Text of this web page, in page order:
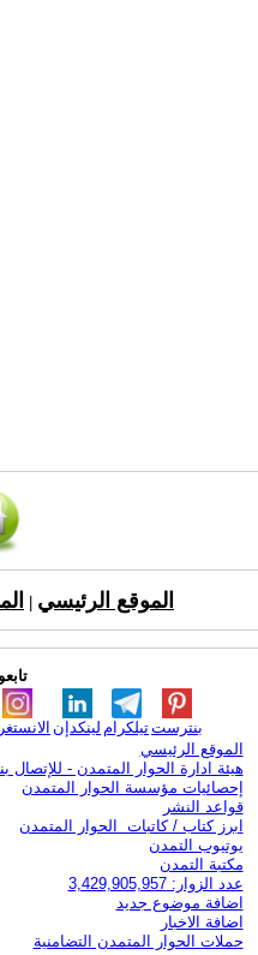
الموقع الرئيسي
لينكدإن تيلكرامبنترست
الموقع الرئيسي
هيئة ادارة الحوار المتمدن - للإتصال
إحصائيات مؤسسة الحوار المتمدن
قواعد النشر
ابرز كتاب / كاتبات الحوار المتمدن
يوتيوب التمدن
مكتبة التمدن
عدد الزوار: 3,429,905,957
اضافة موضوع جديد
اضافة الاخبار
حملات الحوار المتمدن التضامنية